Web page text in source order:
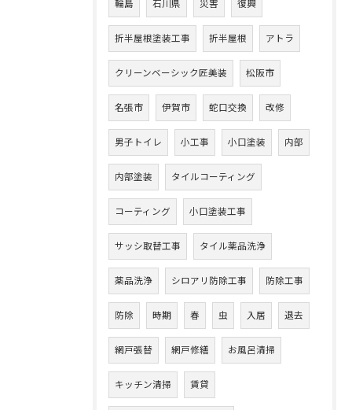
輪島 石川県 災害 復興
折半屋根塗装工事 折半屋根 アトラ
クリーンベーシック匠美装 松阪市
名張市 伊賀市 蛇口交換 改修
男子トイレ 小工事 小口塗装 内部
内部塗装 タイルコーティング
コーティング 小口塗装工事
サッシ取替工事 タイル薬品洗浄
薬品洗浄 シロアリ防除工事 防除工事
防除 時期 春 虫 入居 退去
網戸張替 網戸修繕 お風呂清掃
キッチン清掃 賃貸